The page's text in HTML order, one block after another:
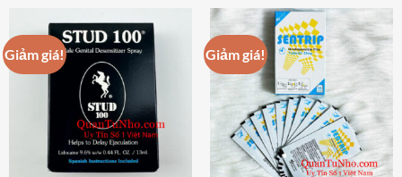
có
nhiều
biến
thể.
Các
tùy
chọn
này
có
nhiều
biến
thể.
Các
tùy
chọn
có
Giảm giá! Giảm giá!